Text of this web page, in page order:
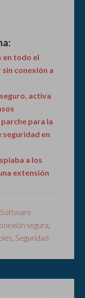
en todo el
conexión a
activa
para la
seguridad en
a los
extensión
Software
segura
Seguridad